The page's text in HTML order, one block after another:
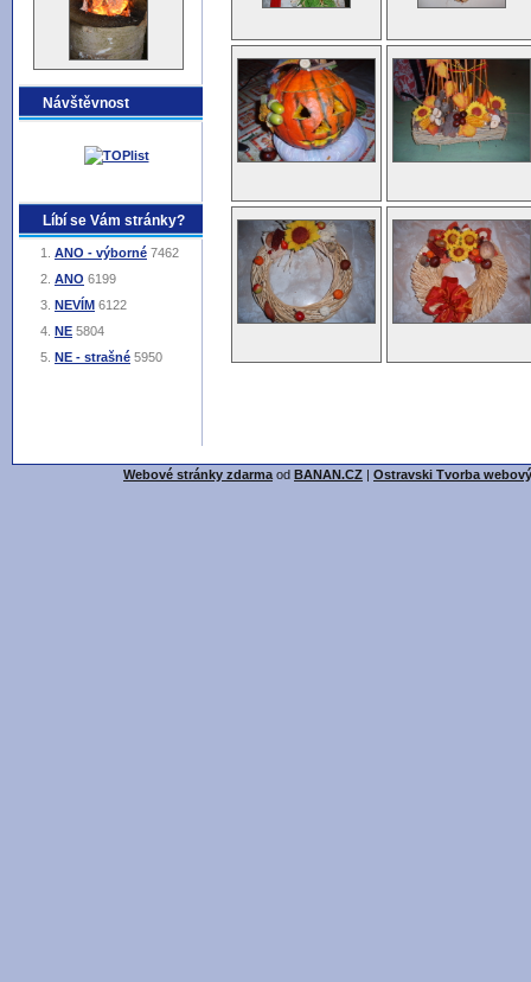
Návštěvnost
Líbí se Vám stránky?
ANO - výborné 7462
ANO 6199
NEVÍM 6122
NE 5804
NE - strašné 5950
Webové stránky zdarma od BANAN.CZ | Ostravski Tvorba